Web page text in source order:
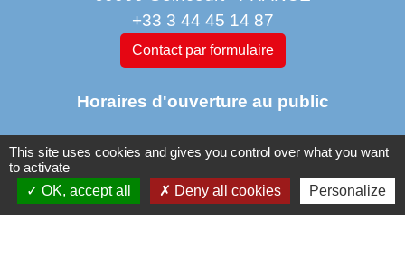
+33 3 44 45 14 87
Contact par formulaire
Horaires d'ouverture au public
Mardi de 14 h à 18h
jeudi de 14 h à 17 h 30
This site uses cookies and gives you control over what you want
to activate
OK, accept all
Deny all cookies Personalize